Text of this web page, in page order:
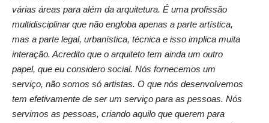
várias áreas para além da arquitetura. É uma profissão
multidisciplinar que não engloba apenas a parte artística,
mas a parte legal, urbanística, técnica e isso implica muita
interação. Acredito que o arquiteto tem ainda um outro
papel, que eu considero social. Nós fornecemos um
serviço, não somos só artistas. O que nós desenvolvemos
tem efetivamente de ser um serviço para as pessoas. Nós
servimos as pessoas, criando aquilo que querem para